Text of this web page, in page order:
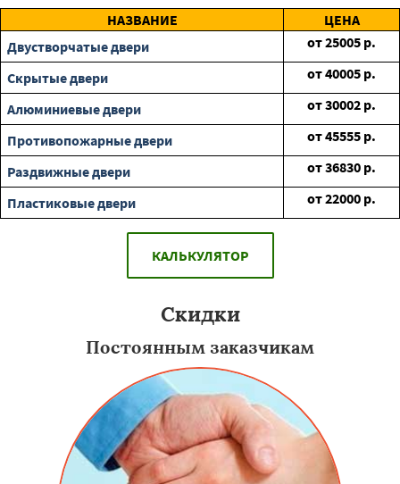
НАЗВАНИЕ
ЦЕНА
Двустворчатые двери
от25005 р.
Скрытые двери
от40005 р.
Алюминиевые двери
от30002 р.
Противопожарные двери
от45555 р.
Раздвижные двери
от36830 р.
Пластиковые двери
от22000 р.
КАЛЬКУЛЯТОР
Скидки
Постоянным заказчикам